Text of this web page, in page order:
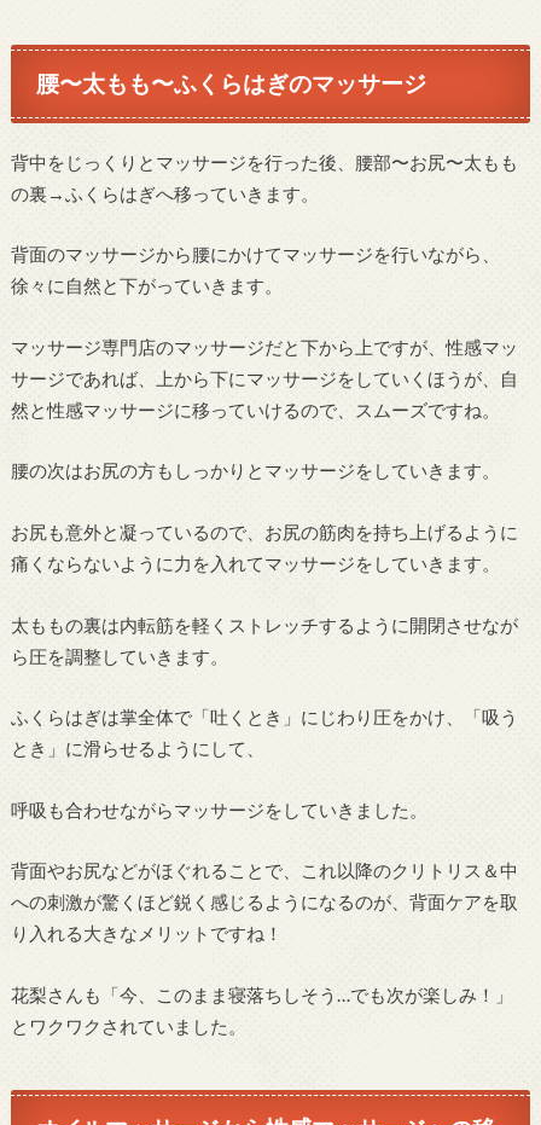
腰〜太もも〜ふくらはぎのマッサージ
背中をじっくりとマッサージを行った後、腰部〜お尻〜太もも
の裏→ふくらはぎへ移っていきます。
背面のマッサージから腰にかけてマッサージを行いながら、
徐々に自然と下がっていきます。
マッサージ専門店のマッサージだと下から上ですが、性感マッ
サージであれば、上から下にマッサージをしていくほうが、自
然と性感マッサージに移っていけるので、スムーズですね。
腰の次はお尻の方もしっかりとマッサージをしていきます。
お尻も意外と凝っているので、お尻の筋肉を持ち上げるように
痛くならないように力を入れてマッサージをしていきます。
太ももの裏は内転筋を軽くストレッチするように開閉させなが
ら圧を調整していきます。
ふくらはぎは掌全体で「吐くとき」にじわり圧をかけ、「吸う
とき」に滑らせるようにして、
呼吸も合わせながらマッサージをしていきました。
背面やお尻などがほぐれることで、これ以降のクリトリス＆中
への刺激が驚くほど鋭く感じるようになるのが、背面ケアを取
り入れる大きなメリットですね！
花梨さんも「今、このまま寝落ちしそう…でも次が楽しみ！」
とワクワクされていました。